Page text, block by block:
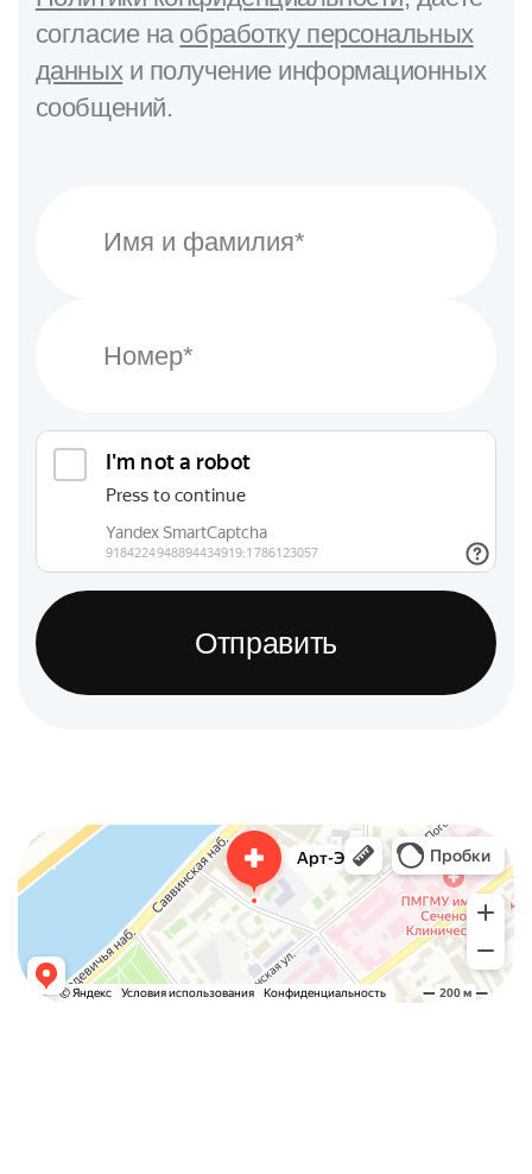
согласие на обработку персональных
данныхи получение информационных
сообщений.
Отправить
Арт-Эко
Медцентр, клиника в Москве
Гинекологическая клиника в Москве